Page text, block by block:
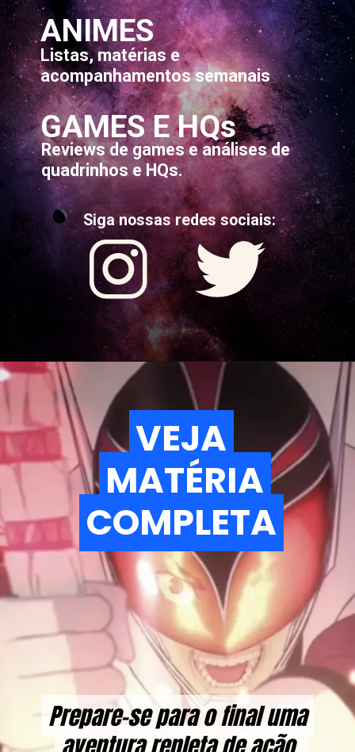
ANIMES
Listas, matérias e
acompanhamentos semanais
GAMES E HQs
Reviews de games e análises de
quadrinhos e HQs.
Siga nossas redes sociais:
Prepare-se para o final uma
Prepare-se para o final uma
VEJA
MATÉRIA
COMPLETA
VEJA
MATÉRIA
COMPLETA